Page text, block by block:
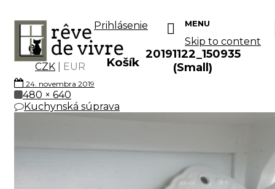
Prihlásenie
Košík
CZK EUR
MENU
Skip to content
20191122_150935
(Small)
24. novembra 2019
480 × 640
Kuchynská súprava